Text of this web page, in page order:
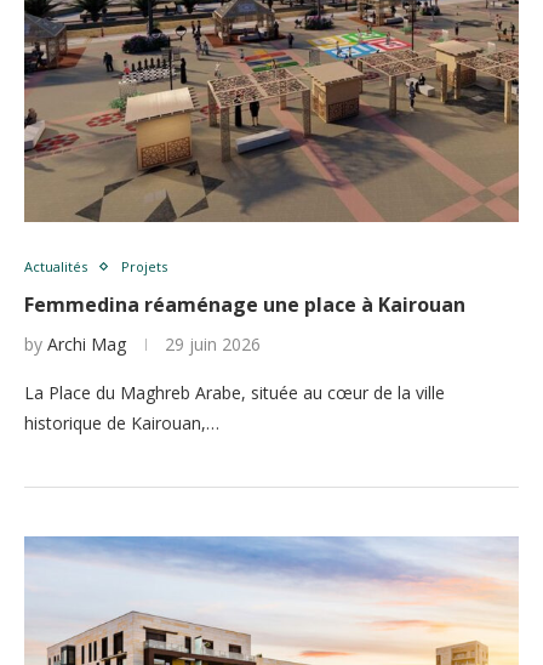
Actualités Projets
Femmedina réaménage une place à Kairouan
by Archi Mag 29 juin 2026
La Place du Maghreb Arabe, située au cœur de la ville
historique de Kairouan,…